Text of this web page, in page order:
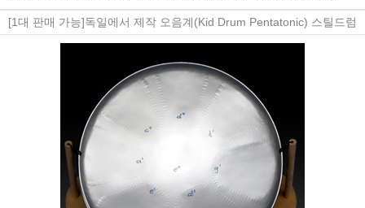
[1대 판매 가능]독일에서 제작 오음계(Kid Drum Pentatonic) 스틸드럼